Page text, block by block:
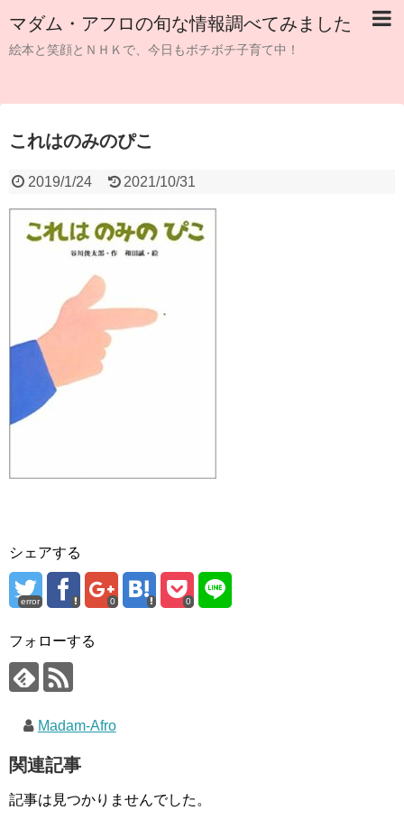
マダム・アフロの旬な情報調べてみました
絵本と笑顔とＮＨＫで、今日もボチボチ子育て中！
これはのみのぴこ
2019/1/24 2021/10/31
シェアする
error 0 0
フォローする
Madam-Afro
関連記事
記事は見つかりませんでした。